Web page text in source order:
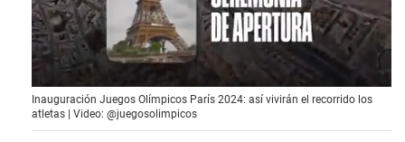
0
o
f
Inauguración Juegos Olímpicos París 2024: así vivirán el recorrido los
atletas | Video: @juegosolimpicos